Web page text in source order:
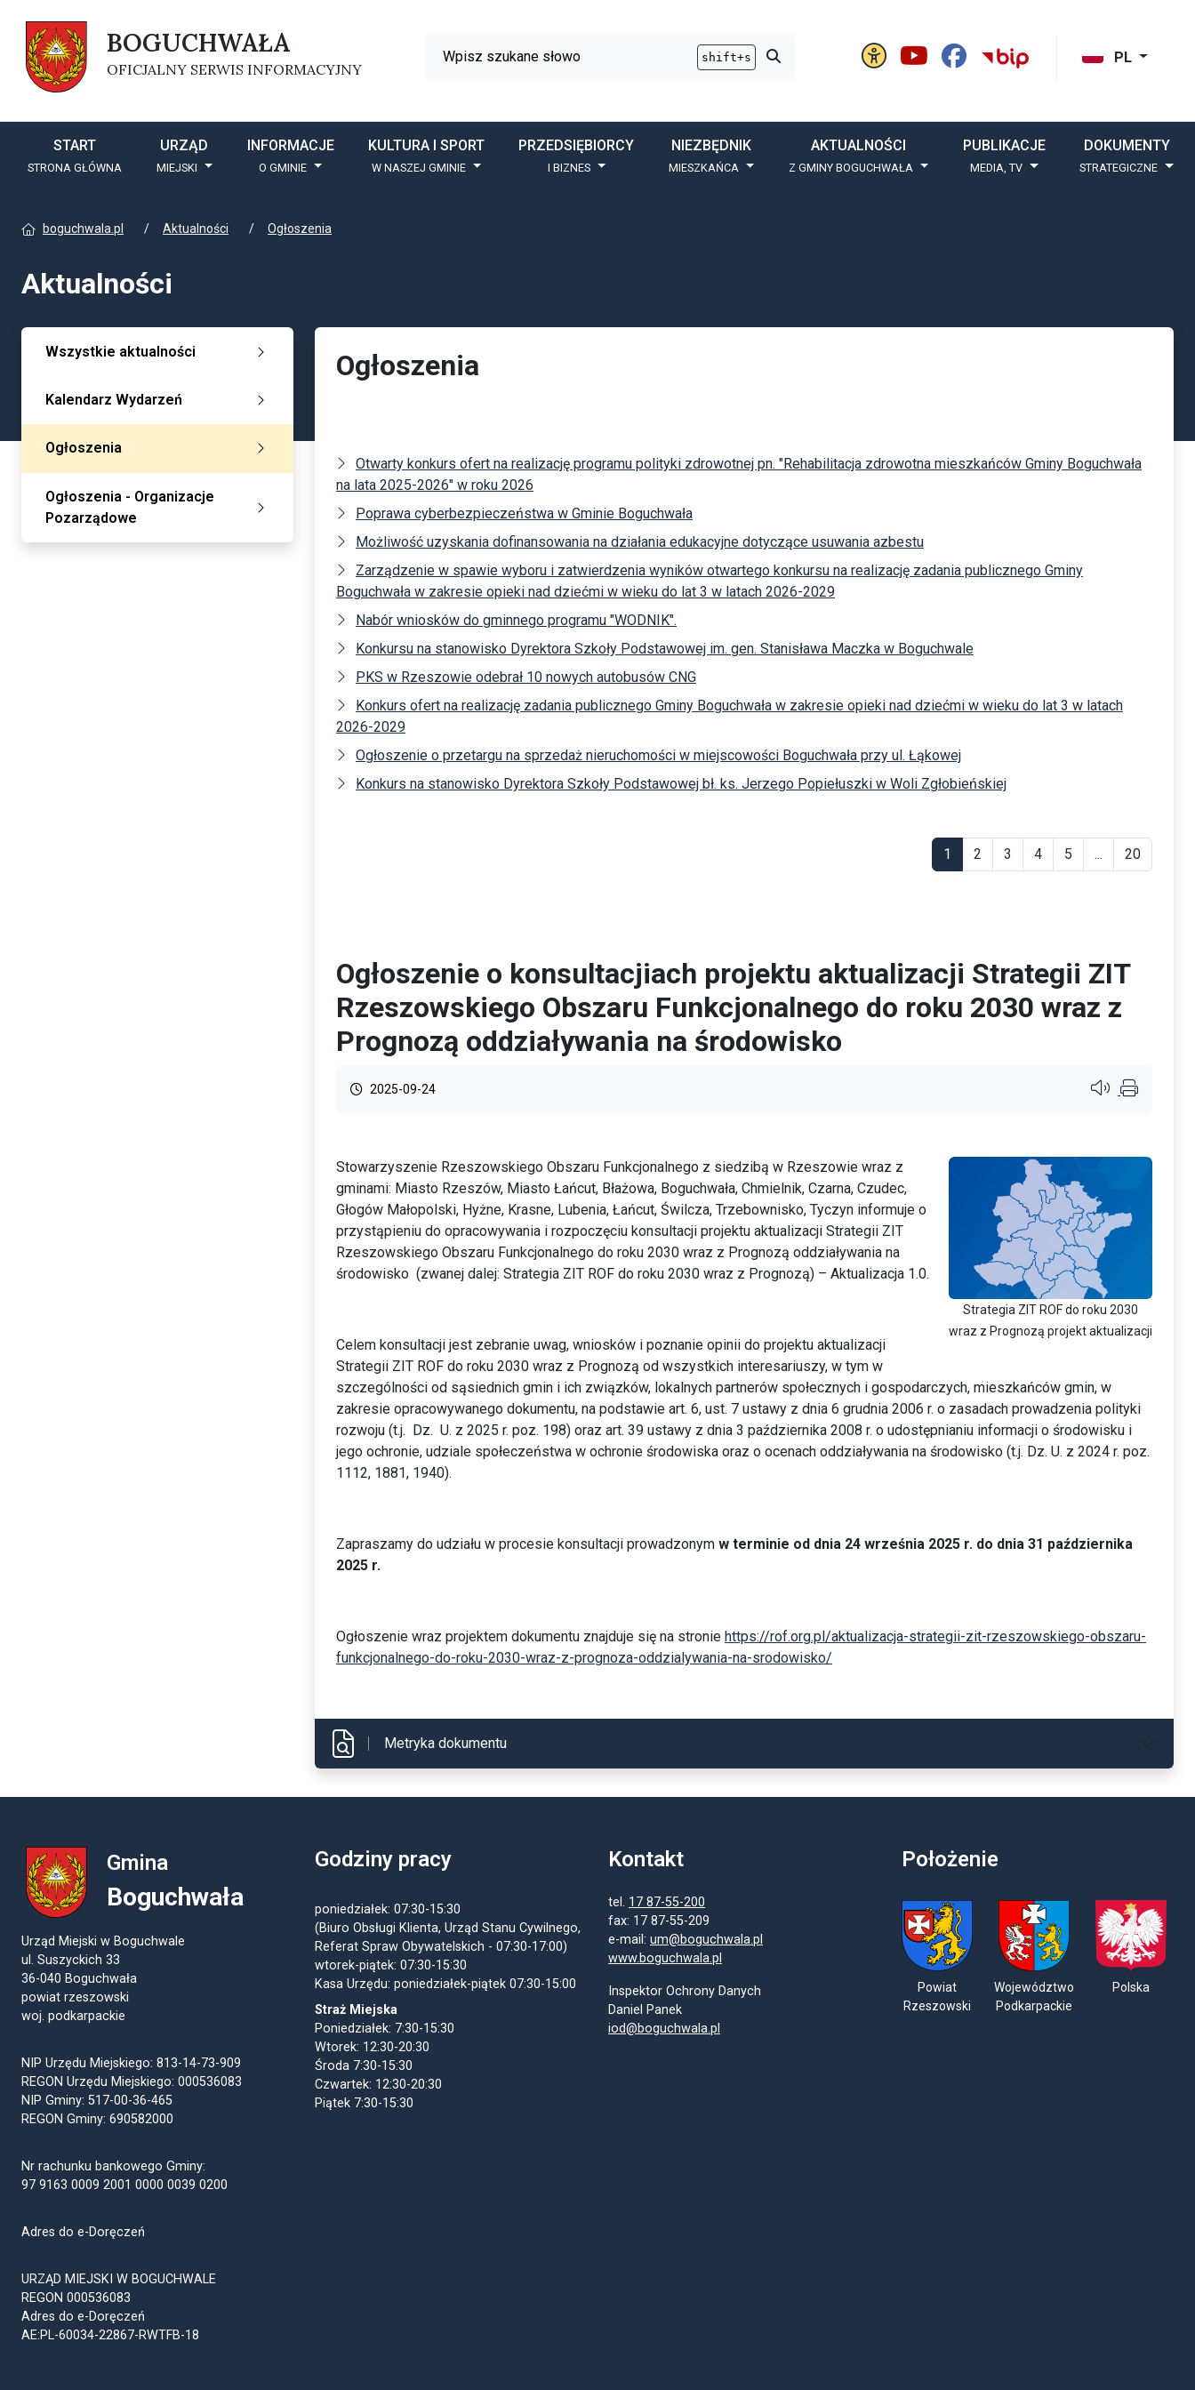
BOGUCHWAŁA
OFICJALNY SERWIS INFORMACYJNY
PL
Panel ustawień witryny
BIP Gminy
Wyszukiwarka shift+s Przycisk szukaj
START
STRONA GŁÓWNA
URZĄD
MIEJSKI
INFORMACJE
O GMINIE
KULTURA I SPORT
W NASZEJ GMINIE
PRZEDSIĘBIORCY
I BIZNES
NIEZBĘDNIK
MIESZKAŃCA
AKTUALNOŚCI
Z GMINY BOGUCHWAŁA
PUBLIKACJE
MEDIA, TV
DOKUMENTY
STRATEGICZNE
boguchwala.pl Aktualności Ogłoszenia
Aktualności
Wszystkie aktualności
Kalendarz Wydarzeń
Ogłoszenia
Ogłoszenia - Organizacje
Pozarządowe
Ogłoszenia
Otwarty konkurs ofert na realizację programu polityki zdrowotnej pn. "Rehabilitacja zdrowotna mieszkańców Gminy Boguchwała
na lata 2025-2026" w roku 2026
Poprawa cyberbezpieczeństwa w Gminie Boguchwała
Możliwość uzyskania dofinansowania na działania edukacyjne dotyczące usuwania azbestu
Zarządzenie w spawie wyboru i zatwierdzenia wyników otwartego konkursu na realizację zadania publicznego Gminy
Boguchwała w zakresie opieki nad dziećmi w wieku do lat 3 w latach 2026-2029
Nabór wniosków do gminnego programu "WODNIK".
Konkursu na stanowisko Dyrektora Szkoły Podstawowej im. gen. Stanisława Maczka w Boguchwale
PKS w Rzeszowie odebrał 10 nowych autobusów CNG
Konkurs ofert na realizację zadania publicznego Gminy Boguchwała w zakresie opieki nad dziećmi w wieku do lat 3 w latach
2026-2029
Ogłoszenie o przetargu na sprzedaż nieruchomości w miejscowości Boguchwała przy ul. Łąkowej
Konkurs na stanowisko Dyrektora Szkoły Podstawowej bł. ks. Jerzego Popiełuszki w Woli Zgłobieńskiej
1 2 3 4 5 ... 20
Ogłoszenie o konsultacjiach projektu aktualizacji Strategii ZIT
Rzeszowskiego Obszaru Funkcjonalnego do roku 2030 wraz z
Prognozą oddziaływania na środowisko
2025-09-24 Przycisk systemu
Strategia ZIT ROF do roku 2030
wraz z Prognozą projekt aktualizacji
Stowarzyszenie Rzeszowskiego Obszaru Funkcjonalnego z siedzibą w Rzeszowie wraz z
gminami: Miasto Rzeszów, Miasto Łańcut, Błażowa, Boguchwała, Chmielnik, Czarna, Czudec,
Głogów Małopolski, Hyżne, Krasne, Lubenia, Łańcut, Świlcza, Trzebownisko, Tyczyn informuje o
przystąpieniu do opracowywania i rozpoczęciu konsultacji projektu aktualizacji Strategii ZIT
Rzeszowskiego Obszaru Funkcjonalnego do roku 2030 wraz z Prognozą oddziaływania na
środowisko (zwanej dalej: Strategia ZIT ROF do roku 2030 wraz z Prognozą) – Aktualizacja 1.0.
Celem konsultacji jest zebranie uwag, wniosków i poznanie opinii do projektu aktualizacji
Strategii ZIT ROF do roku 2030 wraz z Prognozą od wszystkich interesariuszy, w tym w
szczególności od sąsiednich gmin i ich związków, lokalnych partnerów społecznych i gospodarczych, mieszkańców gmin, w
zakresie opracowywanego dokumentu, na podstawie art. 6, ust. 7 ustawy z dnia 6 grudnia 2006 r. o zasadach prowadzenia polityki
rozwoju (t.j. Dz. U. z 2025 r. poz. 198) oraz art. 39 ustawy z dnia 3 października 2008 r. o udostępnianiu informacji o środowisku i
jego ochronie, udziale społeczeństwa w ochronie środowiska oraz o ocenach oddziaływania na środowisko (t.j. Dz. U. z 2024 r. poz.
1112, 1881, 1940).
Zapraszamy do udziału w procesie konsultacji prowadzonym w terminie od dnia 24 września 2025 r. do dnia 31 października
2025 r.
Ogłoszenie wraz projektem dokumentu znajduje się na stronie https://rof.org.pl/aktualizacja-strategii-zit-rzeszowskiego-obszaru-
funkcjonalnego-do-roku-2030-wraz-z-prognoza-oddzialywania-na-srodowisko/
Metryka dokumentu
Gmina
Boguchwała
Urząd Miejski w Boguchwale
ul. Suszyckich 33
36-040 Boguchwała
powiat rzeszowski
woj. podkarpackie
NIP Urzędu Miejskiego: 813-14-73-909
REGON Urzędu Miejskiego: 000536083
NIP Gminy: 517-00-36-465
REGON Gminy: 690582000
Nr rachunku bankowego Gminy:
97 9163 0009 2001 0000 0039 0200
Adres do e-Doręczeń
URZĄD MIEJSKI W BOGUCHWALE
REGON 000536083
Adres do e-Doręczeń
AE:PL-60034-22867-RWTFB-18
Godziny pracy
poniedziałek: 07:30-15:30
(Biuro Obsługi Klienta, Urząd Stanu Cywilnego,
Referat Spraw Obywatelskich - 07:30-17:00)
wtorek-piątek: 07:30-15:30
Kasa Urzędu: poniedziałek-piątek 07:30-15:00
Straż Miejska
Poniedziałek: 7:30-15:30
Wtorek: 12:30-20:30
Środa 7:30-15:30
Czwartek: 12:30-20:30
Piątek 7:30-15:30
Kontakt
tel. 17 87-55-200
fax: 17 87-55-209
e-mail: um@boguchwala.pl
www.boguchwala.pl
Inspektor Ochrony Danych
Daniel Panek
iod@boguchwala.pl
Położenie
Powiat
Rzeszowski
Województwo
Podkarpackie
Polska